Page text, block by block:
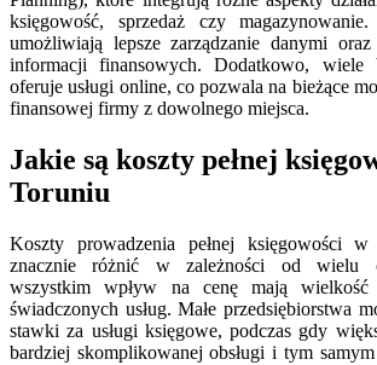
księgowość, sprzedaż czy
umożliwiają lepsze zarządzanie danymi
informacji finansowych. Dodatkowo, wiele
oferuje usługi online, co pozwala na bieżące
finansowej firmy z dowolnego miejsca.
Jakie są koszty pełnej
Toruniu
Koszty prowadzenia pełnej księgowości
znacznie różnić w zależności od wielu
wszystkim wpływ na cenę mają
świadczonych usług. Małe przedsiębiorstwa
stawki za usługi księgowe, podczas gdy
bardziej skomplikowanej obsługi i tym